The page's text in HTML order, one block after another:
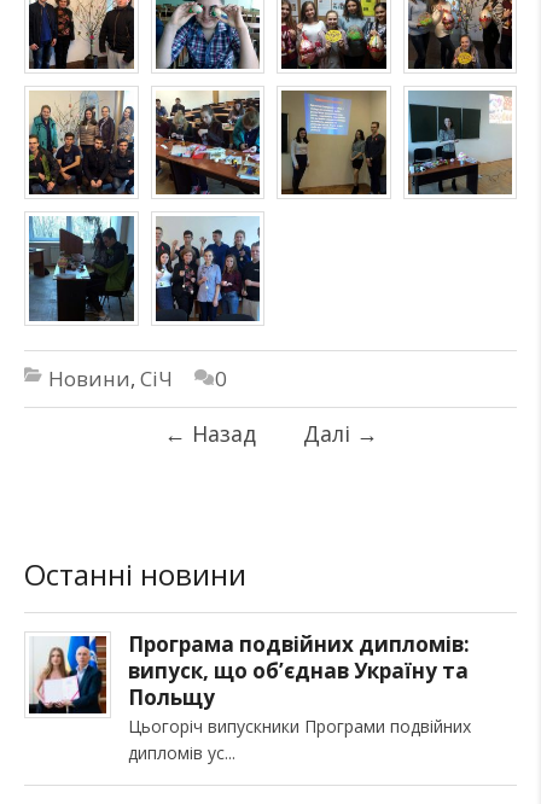
Новини, СіЧ 0
← Назад Далі →
Останні новини
Програма подвійних дипломів:
випуск, що об’єднав Україну та
Польщу
Цьогоріч випускники Програми подвійних
дипломів ус